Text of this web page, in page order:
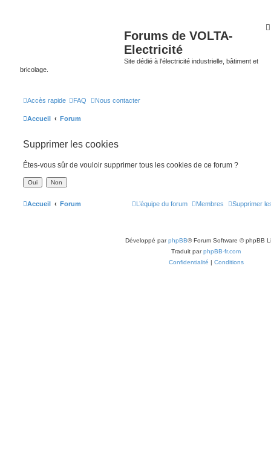
Forums de VOLTA-
Electricité
Site dédié à l'électricité industrielle, bâtiment et
bricolage.
Accès rapide FAQ Nous contacter
Accueil Forum
Supprimer les cookies
Êtes-vous sûr de vouloir supprimer tous les cookies de ce forum ?
Accueil Forum Supprimer
Membres
L’équipe du forum
Développé parphpBB® Forum Software © phpBB
Traduit parphpBB-fr.com
Confidentialité | Conditions